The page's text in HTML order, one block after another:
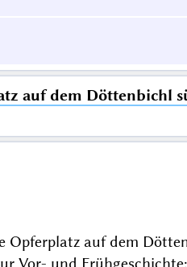
auf dem Döttenbichl
auf dem